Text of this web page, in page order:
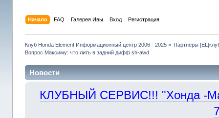
Начало FAQ Галерея Ивы Вход Регистрация
Клуб Honda Element Информационный центр 2006 - 2025» Партнеры
Вопрос Максиму: что лить в задний дифф sh-awd
Новости
КЛУБНЫЙ СЕРВИС!!! "Хонда -